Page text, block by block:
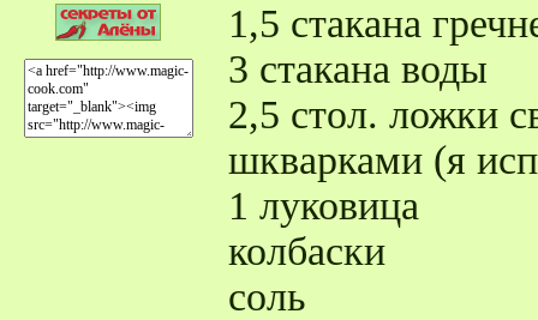
1,5 стакана
3 стакана воды
2,5 стол. ложки
шкварками (я
1 луковица
колбаски
соль